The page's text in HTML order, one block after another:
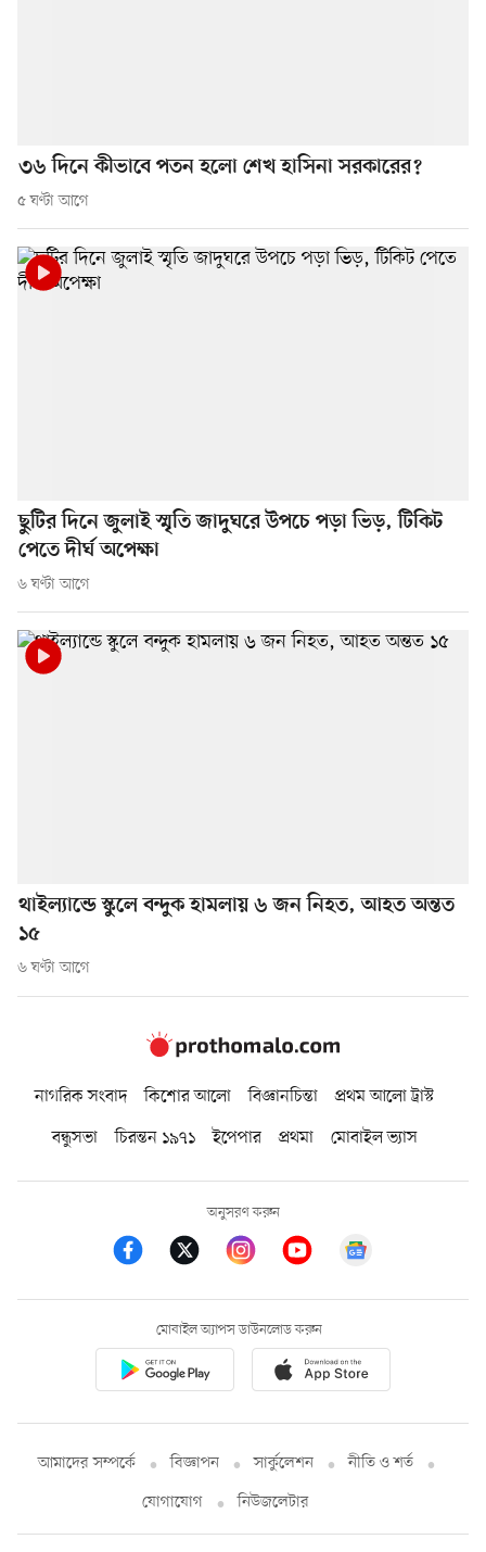
৩৬ দিনে কীভাবে পতন হলো শেখ হাসিনা সরকারের?
৫ ঘণ্টা আগে
ছুটির দিনে জুলাই স্মৃতি জাদুঘরে উপচে পড়া ভিড়, টিকিট
পেতে দীর্ঘ অপেক্ষা
৬ ঘণ্টা আগে
থাইল্যান্ডে স্কুলে বন্দুক হামলায় ৬ জন নিহত, আহত অন্তত
১৫
৬ ঘণ্টা আগে
নাগরিক সংবাদ কিশোর আলো বিজ্ঞানচিন্তা
প্রথম আলো ট্রাস্ট
বন্ধুসভা
চিরন্তন ১৯৭১ ইপেপার প্রথমা মোবাইল ভ্যাস
অনুসরণ করুন
মোবাইল অ্যাপস ডাউনলোড করুন
আমাদের সম্পর্কে বিজ্ঞাপন সার্কুলেশন
নীতি ও শর্ত
যোগাযোগ
নিউজলেটার